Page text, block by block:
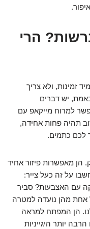
הרי
זמינות, ולא צריך
יש דברים
למרוח מייקאפ עם
תהיה פחות אחידה,
לכם כתמים.
הן מאפשרות פיזור אחיד
על זה כעל צייר:
עם האצבעות? סביר
מהן נועדה למטרה
הן המפתח למראה
יותר היגייניות